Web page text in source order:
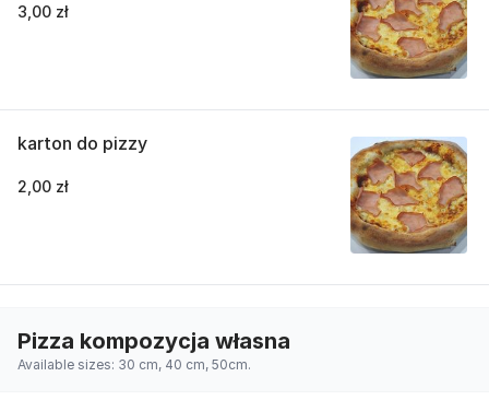
3,00 zł
karton do pizzy
2,00 zł
Pizza kompozycja własna
Available sizes: 30 cm, 40 cm, 50cm.